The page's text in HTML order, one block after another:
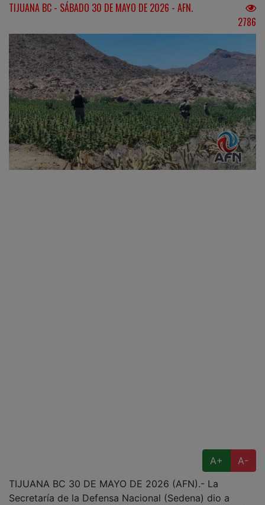
TIJUANA BC - SÁBADO 30 DE MAYO DE 2026 - AFN.
2786
A+
A-
TIJUANA BC 30 DE MAYO DE 2026 (AFN).- La
Secretaría de la Defensa Nacional (Sedena) dio a